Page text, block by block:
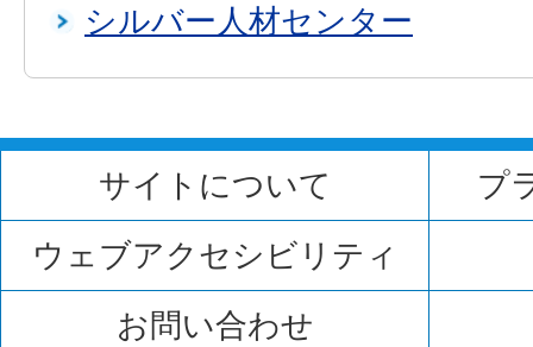
シルバー人材センター
サイトについて
プ
ウェブアクセシビリティ
お問い合わせ